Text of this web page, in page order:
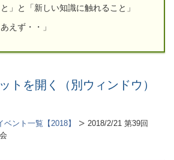
」と「新しい知識に触れること」
えず・・」
トを開く（別ウィンドウ）
ベント一覧【2018】
2018/2/21 第39回